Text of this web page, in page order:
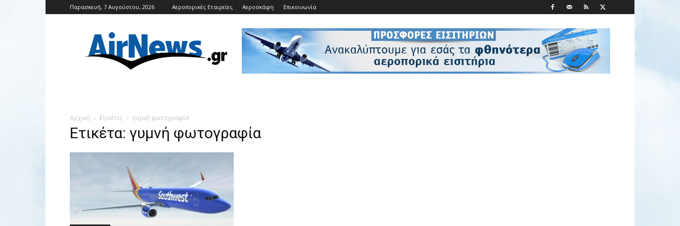
Παρασκευή, 7 Αυγούστου, 2026 Αεροπορικές Εταιρείες Αεροσκάφη Επικοινωνία
Αρχική Ετικέτες γυμνή φωτογραφία
Ετικέτα: γυμνή φωτογραφία